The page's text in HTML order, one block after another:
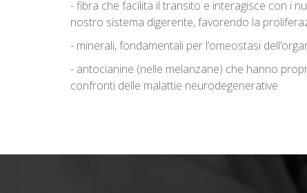
- fibra che facilita il transito e interagisce con i
nostro sistema digerente, favorendo la
- minerali, fondamentali per l’omeostasi
- antocianine (nelle melanzane) che hanno
confronti delle malattie neurodegenerative